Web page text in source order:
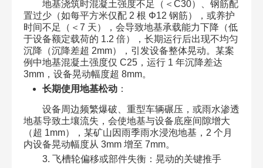
地基浇筑时混凝土强度不足（＜C30）、钢筋配
置过少（如每平方米仅配 2 根 Φ12 钢筋），或养护
时间不足（＜7 天），会导致地基承载能力下降（低
于设备额定载荷的 1.2 倍），长期运行后出现不均匀
沉降（沉降差超 2mm），引发设备整体晃动。某案
例中地基混凝土强度仅 C25，运行 1 年沉降差达
3mm，设备晃动幅度超 8mm。​
长期使用地基松动：​
设备周边频繁爆破、重型车辆碾压，或雨水渗透
地基导致土壤流失，会使地基与设备底座间隙增大
（超 1mm），某矿山因雨季雨水浸泡地基，2 个月
内设备晃动幅度从 3mm 增至 7mm。​
3. 飞槽轮偏移或部件失衡：晃动的关键推手​